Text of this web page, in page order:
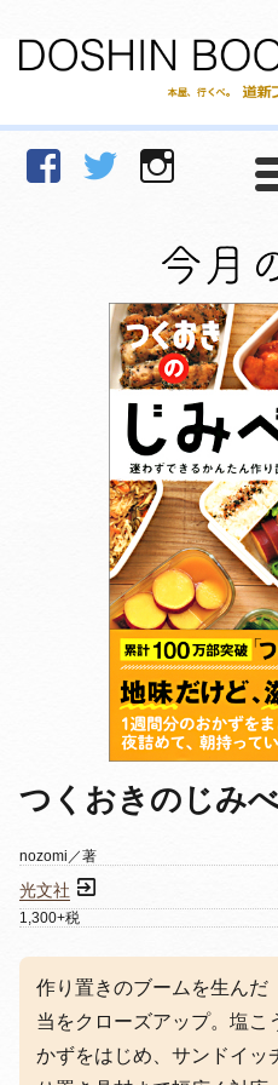
facebookTwitter Instagram
つくおきのじみ
nozomi／著
光文社
1,300+税
作り置きのブームを生んだ
当をクローズアップ。塩こ
かずをはじめ、サンドイッ